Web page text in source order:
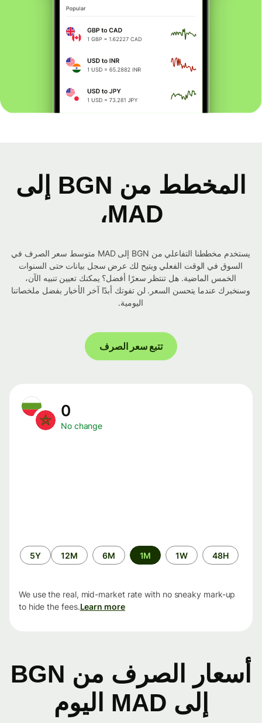
المخطط من BGN إلى
MAD،
يستخدم مخططنا التفاعلي من BGN إلى MAD متوسط ​​سعر الصرف في
السوق في الوقت الفعلي ويتيح لك عرض سجل بيانات حتى السنوات
الخمس الماضية. هل تنتظر سعرًا أفضل؟ يمكنك تعيين تنبيه الآن،
وسنخبرك عندما يتحسن السعر. لن تفوتك أبدًا آخر الأخبار بفضل ملخصاتنا
اليومية.
تتبع سعر الصرف
No change
الفترة
الزمنية
48H
1W
1M
6M
12M
5Y
We use the real, mid-market rate with no sneaky mark-up
to hide the fees.Learn more
أسعار الصرف من BGN
إلى MAD اليوم